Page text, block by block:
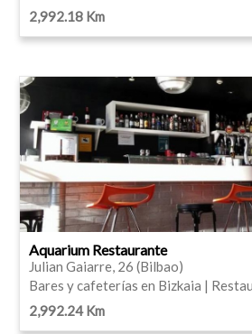
2,992.18 Km
Aquarium Restaurante
Julian Gaiarre, 26 (Bilbao)
Bares y cafeterías en Bizkaia |
2,992.24 Km